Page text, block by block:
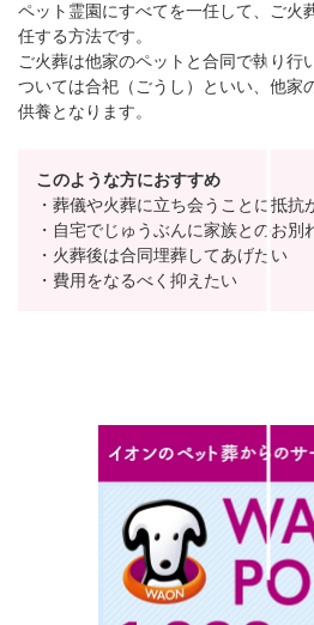
ペット霊園にすべてを一任して、ご火
任する方法です。
ご火葬は他家のペットと合同で執り行
ついては合祀（ごうし）といい、他家
供養となります。
このような方におすすめ
・葬儀や火葬に立ち会うことに抵抗
・自宅でじゅうぶんに家族とのお別
・火葬後は合同埋葬してあげたい
・費用をなるべく抑えたい